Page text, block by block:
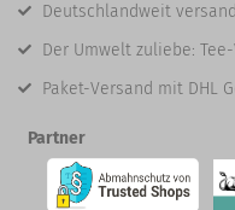
Deutschlandweit
Der Umwelt zuliebe:
Paket-Versand mit DHL
Partner